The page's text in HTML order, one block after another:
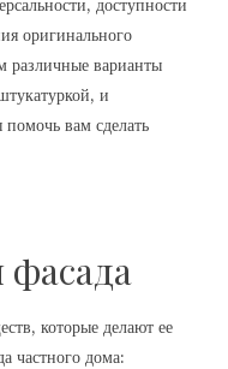
доступности
оригинального
различные варианты
и
вам сделать
которые делают ее
частного дома: